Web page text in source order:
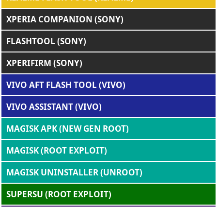
XPERIA COMPANION (SONY)
FLASHTOOL (SONY)
XPERIFIRM (SONY)
VIVO AFT FLASH TOOL (VIVO)
VIVO ASSISTANT (VIVO)
MAGISK APK (NEW GEN ROOT)
MAGISK (ROOT EXPLOIT)
MAGISK UNINSTALLER (UNROOT)
SUPERSU (ROOT EXPLOIT)